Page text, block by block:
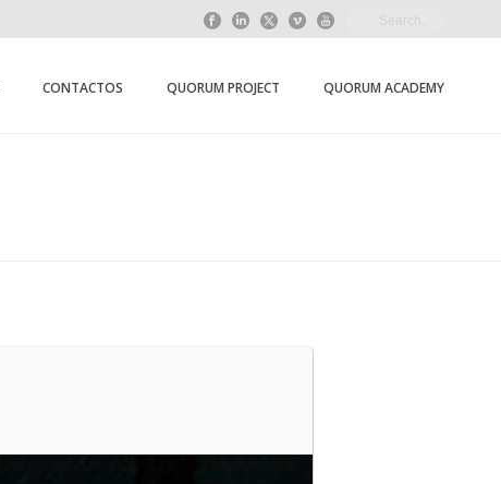
CONTACTOS QUORUM PROJECT QUORUM ACADEMY